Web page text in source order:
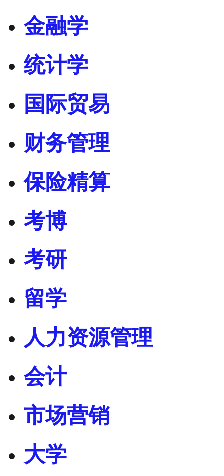
金融学
统计学
国际贸易
财务管理
保险精算
考博
考研
留学
人力资源管理
会计
市场营销
大学